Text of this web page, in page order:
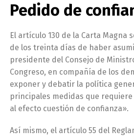
Pedido de
El artículo 130 de la Carta Magna
de los treinta días de haber
presidente del Consejo de
Congreso, en compañía de los
exponer y debatir la política
principales medidas que
al efecto cuestión de confianza».
Así mismo, el artículo 55 del